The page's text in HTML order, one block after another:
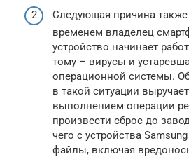
Следующая причина
временем владелец
устройство начинает
тому – вирусы и
операционной системы.
в такой ситуации
выполнением операции
произвести сброс до
чего с устройства
файлы, включая